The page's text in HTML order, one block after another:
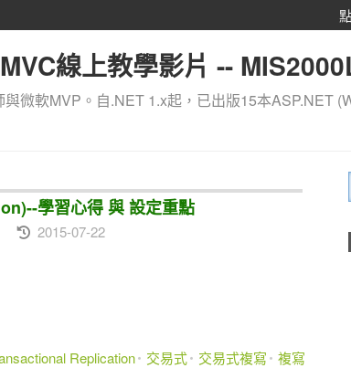
線上教學影片 --
微軟MVP。自.NET 1.x起，已出版15本ASP.NET
學習心得 與 設定重點
2015-07-22
Replication 交易式 交易式複寫 複寫